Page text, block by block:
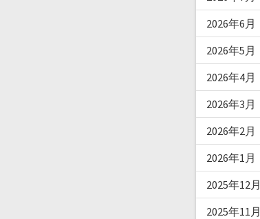
2026年6月
2026年5月
2026年4月
2026年3月
2026年2月
2026年1月
2025年12月
2025年11月